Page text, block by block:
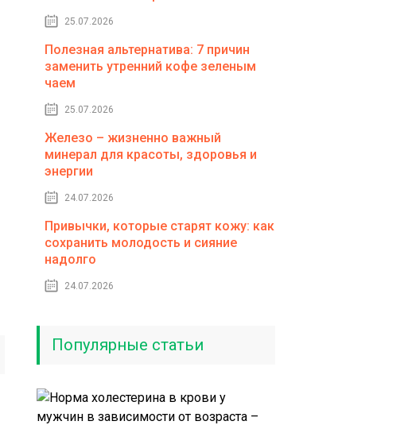
25.07.2026
Полезная альтернатива: 7 причин
заменить утренний кофе зеленым
чаем
25.07.2026
Железо – жизненно важный
минерал для красоты, здоровья и
энергии
24.07.2026
Привычки, которые старят кожу: как
сохранить молодость и сияние
надолго
24.07.2026
Популярные статьи